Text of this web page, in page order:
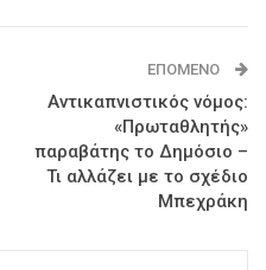
ΕΠΌΜΕΝΟ
Αντικαπνιστικός νόμος:
«Πρωταθλητής»
παραβάτης το Δημόσιο –
Τι αλλάζει με το σχέδιο
Μπεχράκη